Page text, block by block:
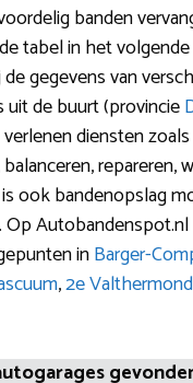
banden
tabel in het
gegevens van
uit de buurt (provincie
diensten
repareren,
ook bandenopslag
Op
inBarger-
,2e Valthermond